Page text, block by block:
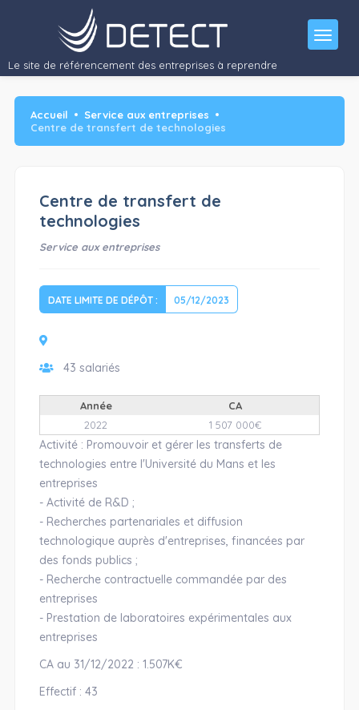
Le site de référencement des entreprises à reprendre
Accueil
Service aux entreprises
Centre de transfert de technologies
Centre de transfert de
technologies
Service aux entreprises
DATE LIMITE DE DÉPÔT : 05/12/2023
43 salariés
Année
CA
2022
1 507 000€
Activité : Promouvoir et gérer les transferts de
technologies entre l'Université du Mans et les
entreprises
- Activité de R&D ;
- Recherches partenariales et diffusion
technologique auprès d'entreprises, financées par
des fonds publics ;
- Recherche contractuelle commandée par des
entreprises
- Prestation de laboratoires expérimentales aux
entreprises
CA au 31/12/2022 : 1.507K€
Effectif : 43